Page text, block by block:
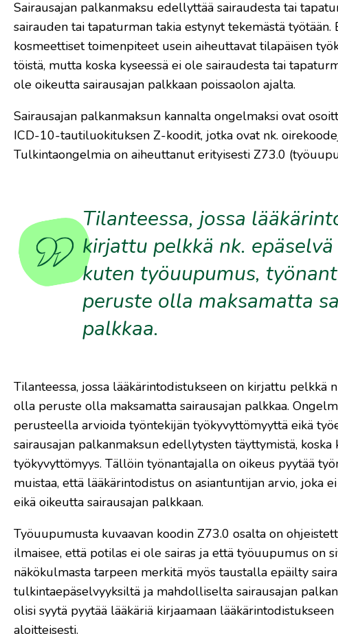
Sairausajan palkanmaksu edellyttää sairaudesta tai
sairauden tai tapaturman takia estynyt tekemästä
kosmeettiset toimenpiteet usein aiheuttavat tilapäisen
töistä, mutta koska kyseessä ei ole sairaudesta tai
ole oikeutta sairausajan palkkaan poissaolon ajalta.
Sairausajan palkanmaksun kannalta ongelmaksi ovat
ICD-10-tautiluokituksen Z-koodit, jotka ovat nk.
Tulkintaongelmia on aiheuttanut erityisesti Z73.0
Tilanteessa, jossa
kirjattu pelkkä nk.
kuten työuupumus,
peruste olla maksamatta
palkkaa.
Tilanteessa, jossa lääkärintodistukseen on kirjattu
olla peruste olla maksamatta sairausajan palkkaa.
perusteella arvioida työntekijän työkyvyttömyyttä eikä
sairausajan palkanmaksun edellytysten täyttymistä,
työkyvyttömyys. Tällöin työnantajalla on oikeus pyytää
muistaa, että lääkärintodistus on asiantuntijan arvio,
eikä oikeutta sairausajan palkkaan.
Työuupumusta kuvaavan koodin Z73.0 osalta on
ilmaisee, että potilas ei ole sairas ja että työuupumus on
näkökulmasta tarpeen merkitä myös taustalla epäilty
tulkintaepäselvyyksiltä ja mahdolliselta sairausajan
olisi syytä pyytää lääkäriä kirjaamaan
aloitteisesti.